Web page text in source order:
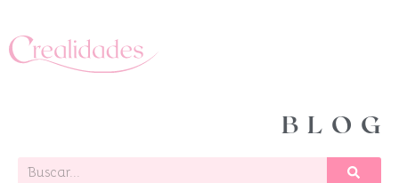
al
contenido
BLOG
Buscar